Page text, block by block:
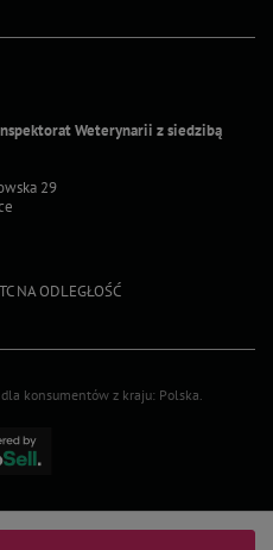
Weterynarii z siedzibą
29
NA ODLEGŁOŚĆ
dla konsumentów z kraju: Polska.